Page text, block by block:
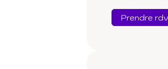
Prendre